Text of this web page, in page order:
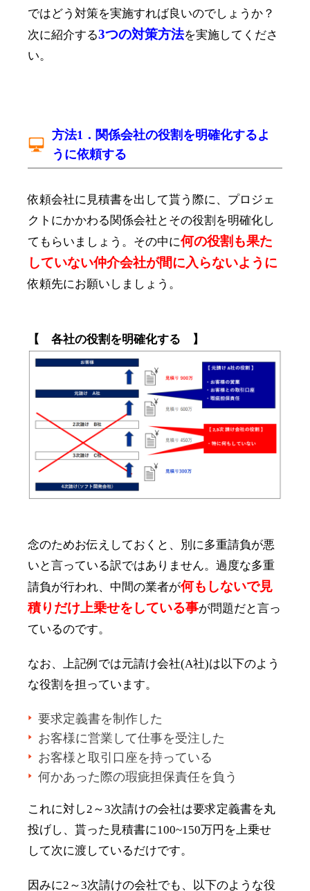
ではどう対策を実施すれば良いのでしょうか？
次に紹介する3つの対策方法を実施してくださ
い。
方法1．関係会社の役割を明確化するよ
うに依頼する
依頼会社に見積書を出して貰う際に、プロジェ
クトにかかわる関係会社とその役割を明確化し
てもらいましょう。その中に何の役割も果た
していない仲介会社が間に入らないように
依頼先にお願いしましょう。
【 各社の役割を明確化する 】
念のためお伝えしておくと、別に多重請負が悪
いと言っている訳ではありません。過度な多重
請負が行われ、中間の業者が何もしないで見
積りだけ上乗せをしている事が問題だと言っ
ているのです。
なお、上記例では元請け会社(A社)は以下のよう
な役割を担っています。
要求定義書を制作した
お客様に営業して仕事を受注した
お客様と取引口座を持っている
何かあった際の瑕疵担保責任を負う
これに対し2～3次請けの会社は要求定義書を丸
投げし、貰った見積書に100~150万円を上乗せ
して次に渡しているだけです。
因みに2～3次請けの会社でも、以下のような役